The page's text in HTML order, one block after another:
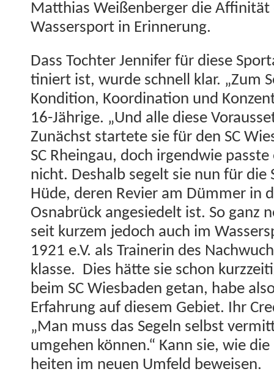
Matthias Weißen­berg­er die Affinität
Wasser­sport in Erinnerung.
Dass Tochter Jen­nifer für diese
tiniert ist, wurde schnell klar. „Zum
Kon­di­tion, Koor­di­na­tion und
16-Jährige. „Und alle diese
Zunächst startete sie für den SC
SC Rhein­gau, doch irgend­wie
nicht. Deshalb segelt sie nun für die
Hüde, deren Revi­er am Düm­mer in
Osnabrück ange­siedelt ist. So ganz
seit kurzem jedoch auch im
1921 e.V. als Trainer­in des
klasse. Dies hätte sie schon
beim SC Wies­baden getan, habe
Erfahrung auf diesem Gebi­et. Ihr
„Man muss das Segeln selb­st
umge­hen kön­nen.“ Kann sie, wie
heit­en im neuen Umfeld beweisen.